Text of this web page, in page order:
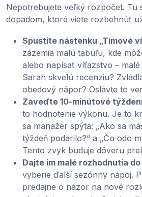
Nepotrebujete veľký rozpočet. Tu
dopadom, ktoré viete rozbehnúť
Spustite nástenku „Tímové
zázemia malú tabuľu, kde
alebo napísať víťazstvo –
Sarah skvelú recenziu?
obedový nápor? Oslávte to
Zaveďte 10-minútové
to hodnotenie výkonu. Je to
sa manažér spýta: „Ako sa
týždeň podarilo?“ a „Čo odo
Tento zvyk buduje dôveru
Dajte im malé rozhodnutia
vyberie ďalší sezónny nápoj.
predajne o názor na nové